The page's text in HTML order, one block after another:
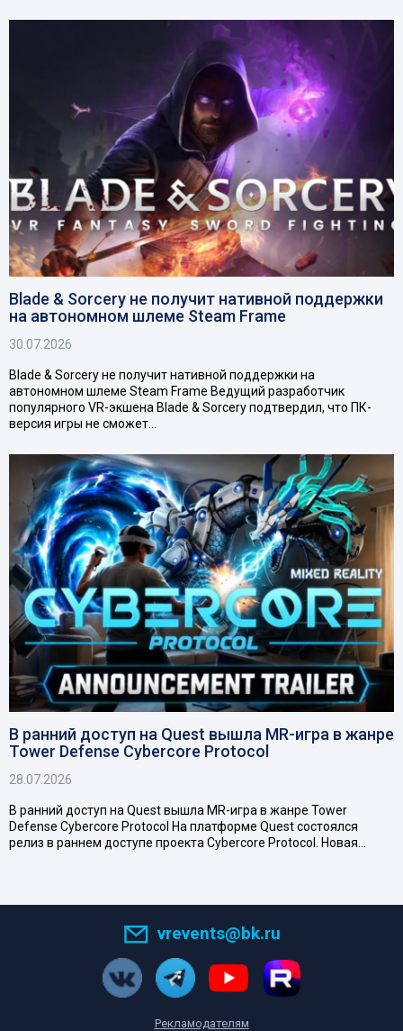
Blade & Sorcery не получит нативной поддержки
на автономном шлеме Steam Frame
30.07.2026
Blade & Sorcery не получит нативной поддержки на
автономном шлеме Steam Frame Ведущий разработчик
популярного VR-экшена Blade & Sorcery подтвердил, что ПК-
версия игры не сможет…
В ранний доступ на Quest вышла MR-игра в жанре
Tower Defense Cybercore Protocol
28.07.2026
В ранний доступ на Quest вышла MR-игра в жанре Tower
Defense Cybercore Protocol На платформе Quest состоялся
релиз в раннем доступе проекта Cybercore Protocol. Новая…
vrevents@bk.ru
Рекламодателям